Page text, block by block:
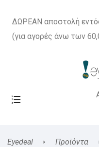
ΔΩΡΕΑΝ αποστολή
(για αγορές άνω των
Eyedeal Προϊόντα